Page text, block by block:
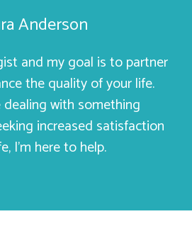
Anderson
and my goal is to partner
the quality of your life.
with something
increased satisfaction
I’m here to help.